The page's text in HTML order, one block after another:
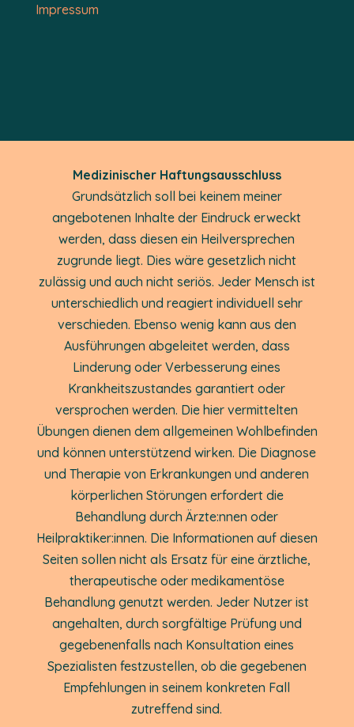
Impressum
Medizinischer Haftungsausschluss
Grundsätzlich soll bei keinem meiner
angebotenen Inhalte der Eindruck erweckt
werden, dass diesen ein Heilversprechen
zugrunde liegt. Dies wäre gesetzlich nicht
zulässig und auch nicht seriös. Jeder Mensch ist
unterschiedlich und reagiert individuell sehr
verschieden. Ebenso wenig kann aus den
Ausführungen abgeleitet werden, dass
Linderung oder Verbesserung eines
Krankheitszustandes garantiert oder
versprochen werden. Die hier vermittelten
Übungen dienen dem allgemeinen Wohlbefinden
und können unterstützend wirken. Die Diagnose
und Therapie von Erkrankungen und anderen
körperlichen Störungen erfordert die
Behandlung durch Ärzte:nnen oder
Heilpraktiker:innen. Die Informationen auf diesen
Seiten sollen nicht als Ersatz für eine ärztliche,
therapeutische oder medikamentöse
Behandlung genutzt werden. Jeder Nutzer ist
angehalten, durch sorgfältige Prüfung und
gegebenenfalls nach Konsultation eines
Spezialisten festzustellen, ob die gegebenen
Empfehlungen in seinem konkreten Fall
zutreffend sind.